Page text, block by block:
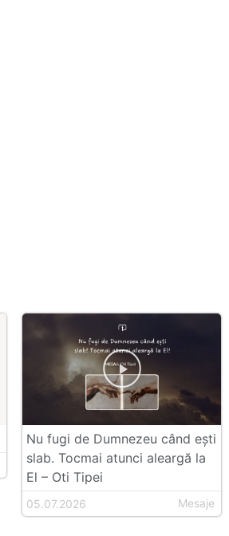
Nu fugi de Dumnezeu când ești
slab. Tocmai atunci aleargă la
El – Oti Tipei
05.07.2026 Mesaje